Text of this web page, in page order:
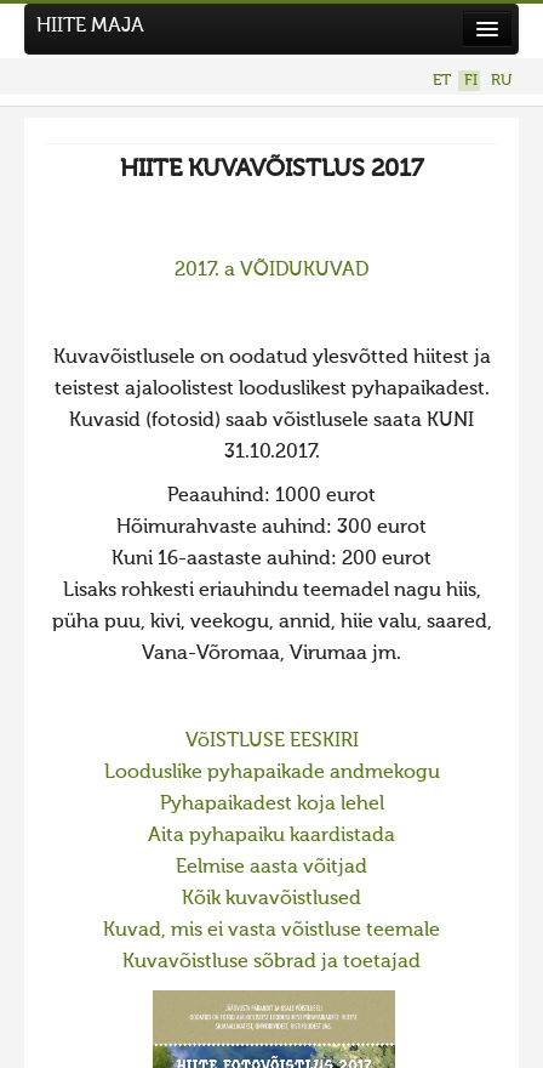
UUSI KUVAKILPAILU
Hiisien kuvakilpailu 2025
Liikuvad kuvad 2025
Hiisien kuvakilpailu 2024
2024 kuvakilpailu lisä
Liikkuvat kuvat 2024
Hiisien kuvakilpailu 2023
2023 kuvakilpailu lisä
Liikkuvat kuvat 2023
Hiite kuvavõistlus 2022
Liikkuvat kuvat 2022
Hiite kuvavõistlus 2021
Liikkuvat kuvat 2021
Hiite kuvavõistlus 2020
Liikkuvat kuvat 2020
Hiite kuvavõistlus 2019
Hiite kuvavõistlus 2018
Hiite kuvavõistlus 2017
HIITE MAJA
ET FI RU
HIITE KUVAVÕISTLUS 2017
2017. a VÕIDUKUVAD
Kuvavõistlusele on oodatud ylesvõtted hiitest ja
teistest ajaloolistest looduslikest pyhapaikadest.
Kuvasid (fotosid) saab võistlusele saata KUNI
31.10.2017.
Peaauhind: 1000 eurot
Hõimurahvaste auhind: 300 eurot
Kuni 16-aastaste auhind: 200 eurot
Lisaks rohkesti eriauhindu teemadel nagu hiis,
püha puu, kivi, veekogu, annid, hiie valu, saared,
Vana-Võromaa, Virumaa jm.
VõISTLUSE EESKIRI
Looduslike pyhapaikade andmekogu
Pyhapaikadest koja lehel
Aita pyhapaiku kaardistada
Eelmise aasta võitjad
Kõik kuvavõistlused
Kuvad, mis ei vasta võistluse teemale
Kuvavõistluse sõbrad ja toetajad